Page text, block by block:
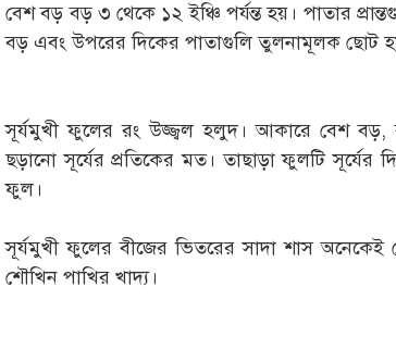
বেশ বড় বড় ৩ থেকে ১২ ইঞ্চি পর্যন্ত হয়। পাতার
বড় এবং উপরের দিকের পাতাগুলি তুলনামূলক ছোট
সূর্যমুখী ফুলের রং উজ্জ্বল হলুদ। আকারে বেশ বড়,
ছড়ানো সূর্যের প্রতিকের মত। তাছাড়া ফুলটি
ফুল।
সূর্যমুখী ফুলের বীজের ভিতরের সাদা শাস
শৌখিন পাখির খাদ্য।